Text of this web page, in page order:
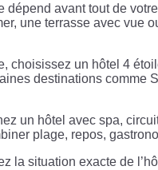
dépend avant tout de
une terrasse avec vue
choisissez un hôtel 4
destinations
un hôtel avec spa,
plage, repos,
la situation exacte de